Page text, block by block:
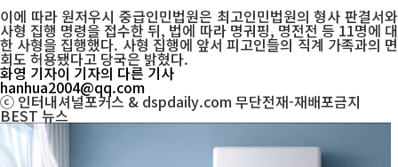
이에 따라 원저우시 중급인민법원은 최고인민법원의 형사 판결서와
사형 집행 명령을 접수한 뒤, 법에 따라 명궈핑, 명전전 등 11명에 대
한 사형을 집행했다. 사형 집행에 앞서 피고인들의 직계 가족과의 면
회도 허용됐다고 당국은 밝혔다.
화영 기자이 기자의 다른 기사
hanhua2004@qq.com
ⓒ 인터내셔널포커스 & dspdaily.com 무단전재-재배포금지
BEST뉴스